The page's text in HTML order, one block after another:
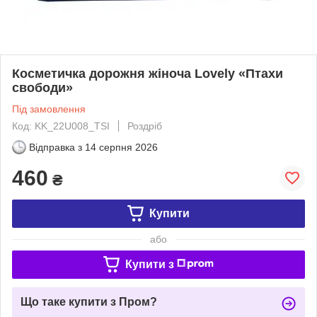
Косметичка дорожня жіноча Lovely «Птахи
свободи»
Під замовлення
Код: KK_22U008_TSI
Роздріб
Відправка з 14 серпня 2026
460 ₴
Купити
або
Купити з
Що таке купити з Пром?